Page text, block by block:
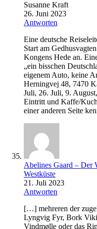
Susanne Kraft
26. Juni 2023
Antworten
Eine deutsche
Start am
Kongens Hede an.
„ein bisschen
eigenem Auto, keine
Herningvej 48, 7470
Juli, 26. Juli, 9.
Eintritt und Kaffe/
einer anderen Seite
Abelines Gaard – Der
Westküste
21. Juli 2023
Antworten
[…] mehreren der
Lyngvig Fyr, Bork
Vindmølle oder das